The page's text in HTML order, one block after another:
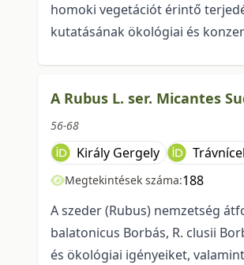
homoki vegetációt érintő
kutatásának ökológiai és
A Rubus L. ser. Micantes
56-68
Király Gergely
Megtekintések száma:188
A szeder (Rubus) nemzetség
balatonicus Borbás, R. clusii
és ökológiai igényeiket,